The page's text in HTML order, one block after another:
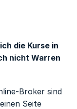
die Kurse in
nicht Warren
Broker sind
Seite